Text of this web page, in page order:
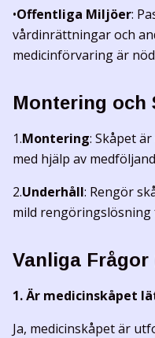
•Offentliga Miljöer:
vårdinrättningar och
medicinförvaring är
Montering och
1.Montering: Skåpet
med hjälp av
2.Underhåll: Rengör
mild
Vanliga Frågor
1. Är medicinskåpet
Ja, medicinskåpet är